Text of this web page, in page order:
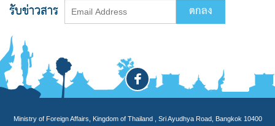
รับข่าวสาร
Ministry of Foreign Affairs, Kingdom of Thailand , Sri Ayudhya Road, Bangkok 10400